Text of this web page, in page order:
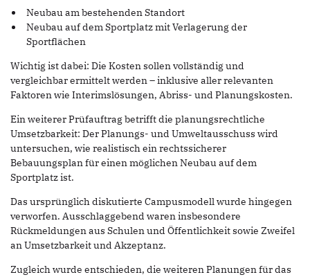
Neubau am bestehenden Standort
Neubau auf dem Sportplatz mit Verlagerung der
Sportflächen
Wichtig ist dabei: Die Kosten sollen vollständig und
vergleichbar ermittelt werden – inklusive aller relevanten
Faktoren wie Interimslösungen, Abriss- und Planungskosten.
Ein weiterer Prüfauftrag betrifft die planungsrechtliche
Umsetzbarkeit: Der Planungs- und Umweltausschuss wird
untersuchen, wie realistisch ein rechtssicherer
Bebauungsplan für einen möglichen Neubau auf dem
Sportplatz ist.
Das ursprünglich diskutierte Campusmodell wurde hingegen
verworfen. Ausschlaggebend waren insbesondere
Rückmeldungen aus Schulen und Öffentlichkeit sowie Zweifel
an Umsetzbarkeit und Akzeptanz.
Zugleich wurde entschieden, die weiteren Planungen für das